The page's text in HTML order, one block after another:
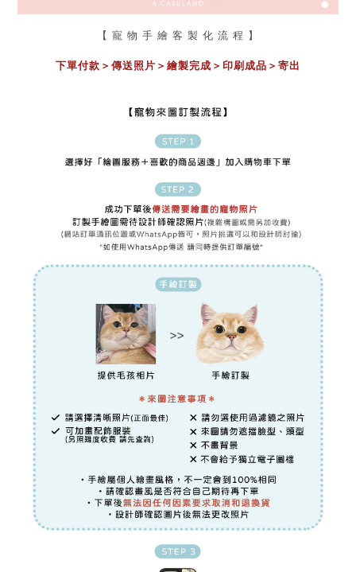
【 寵 物 手 繪 客 製 化 流 程 】
下單付款＞傳送照片 ＞ 繪製完成 ＞ 印刷成品 ＞ 寄出